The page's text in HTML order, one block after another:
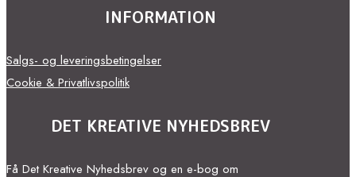
INFORMATION
Salgs- og leveringsbetingelser
Cookie & Privatlivspolitik
DET KREATIVE NYHEDSBREV
Få Det Kreative Nyhedsbrev og en e-bog om